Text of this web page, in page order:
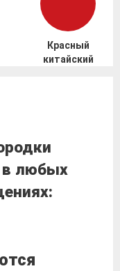
Красный
китайский
в любых